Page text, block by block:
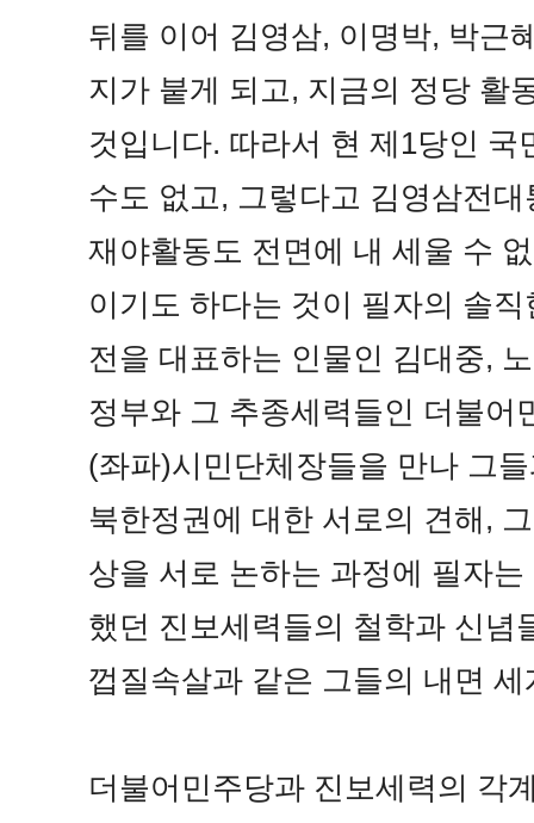
뒤를 이어 김영삼, 이명박, 박근
지가 붙게 되고, 지금의 정당 활
것입니다. 따라서 현 제1당인
수도 없고, 그렇다고 김영삼전
재야활동도 전면에 내 세울 수
이기도 하다는 것이 필자의 솔
전을 대표하는 인물인 김대중,
정부와 그 추종세력들인 더불어
(좌파)시민단체장들을 만나 그
북한정권에 대한 서로의 견해,
상을 서로 논하는 과정에 필자
했던 진보세력들의 철학과 신념
껍질속살과 같은 그들의 내면
더불어민주당과 진보세력의 각